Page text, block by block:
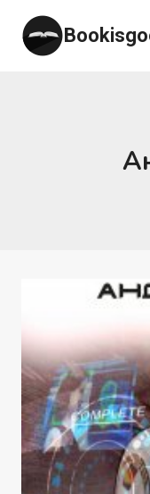
Перейти
содержимому